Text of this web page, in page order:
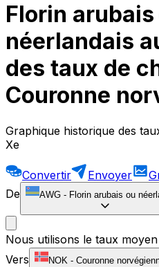
Florin arubais
néerlandais
des taux de
Couronne
Graphique historique des
Xe
Convertir Envoyer
De
AWG - Florin arubais ou
Nous utilisons le taux
Vers
NOK - Couronne